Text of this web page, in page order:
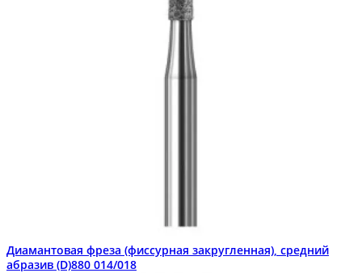
Диамантовая фреза (фиссурная закругленная), средний
абразив (D)880 014/018